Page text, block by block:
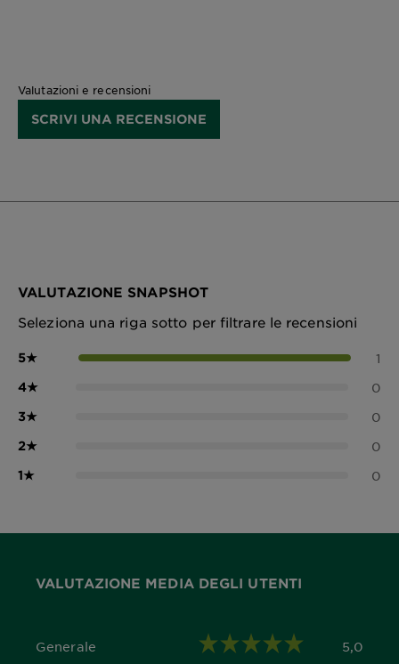
Valutazioni e recensioni
SCRIVI UNA RECENSIONE
VALUTAZIONE SNAPSHOT
Seleziona una riga sotto per filtrare le recensioni
5★ 1
4★ 0
3★ 0
2★ 0
1★ 0
VALUTAZIONE MEDIA DEGLI UTENTI
Generale
5,0 out of 5 stars 5,0